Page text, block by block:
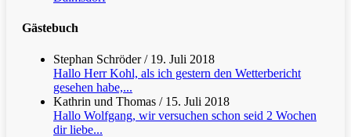
Gästebuch
Stephan Schröder/ 19. Juli 2018
Hallo Herr Kohl, als ich gestern den Wetterbericht
gesehen habe,...
Kathrin und Thomas / 15. Juli 2018
Hallo Wolfgang, wir versuchen schon seid 2 Wochen
dir liebe...